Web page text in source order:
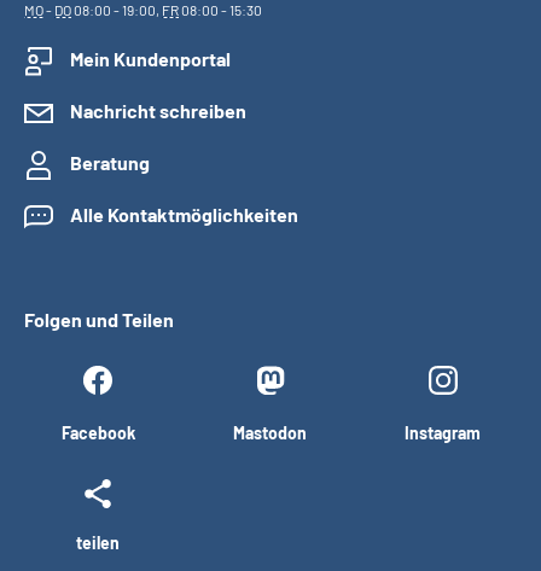
MO- DO08:00 - 19:00, FR08:00 - 15:30
Mein Kundenportal
Nachricht schreiben
Beratung
Alle Kontaktmöglichkeiten
Folgen und Teilen
Facebook Mastodon Instagram
teilen